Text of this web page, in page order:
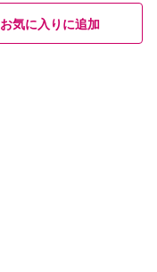
お気に入りに追加